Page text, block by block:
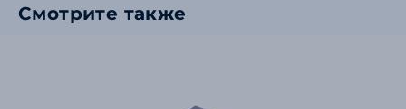
Смотрите также